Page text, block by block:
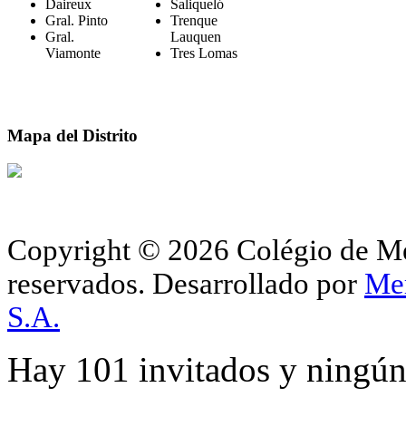
Daireux
Gral. Pinto
Gral.
Viamonte
Saliqueló
Trenque
Lauquen
Tres Lomas
Mapa del Distrito
Copyright © 2026 Colégio de
reservados. Desarrollado por
S.A.
Hay 101 invitados y